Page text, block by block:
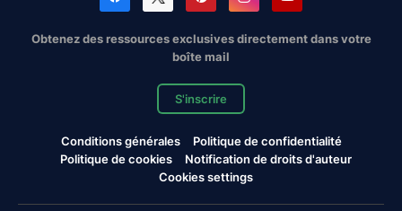
Obtenez des ressources exclusives directement dans votre
boîte mail
S'inscrire
Conditions générales
Politique de confidentialité
Politique de cookies
Notification de droits d'auteur
Cookies settings